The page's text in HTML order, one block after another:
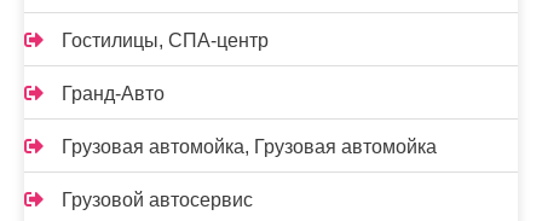
Гостилицы, СПА-центр
Гранд-Авто
Грузовая автомойка, Грузовая автомойка
Грузовой автосервис